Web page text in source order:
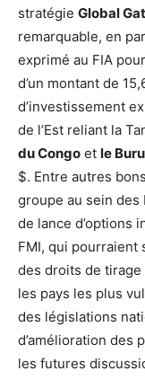
stratégie Global
remarquable, en
exprimé au FIA
d’un montant de
d’investissement
de l’Est reliant la
du Congo et le
$. Entre autres
groupe au sein
de lance d’options
FMI, qui pourraient
des droits de
les pays les plus
des législations
d’amélioration des
les futures